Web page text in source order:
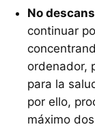
No
continuar
ordenador,
para la
por ello,
máximo